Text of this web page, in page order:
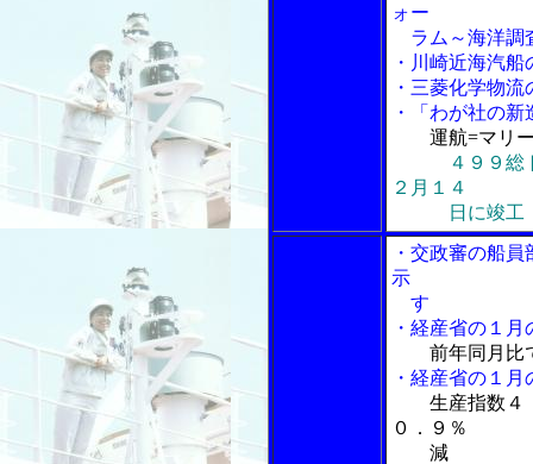
ォー
ラム～海洋調
・川崎近海汽
・三菱化学物
・「わが社の新
運航=マリ
４９９総
２月１４
日に竣工
・交政審の船
示
す
・経産省の１
前年同月比
・経産省の１
生産指数４
０．９％
減